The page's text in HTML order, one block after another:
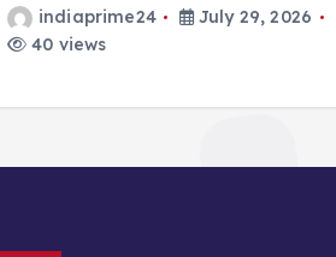
indiaprime24
July 29, 2026
40 views